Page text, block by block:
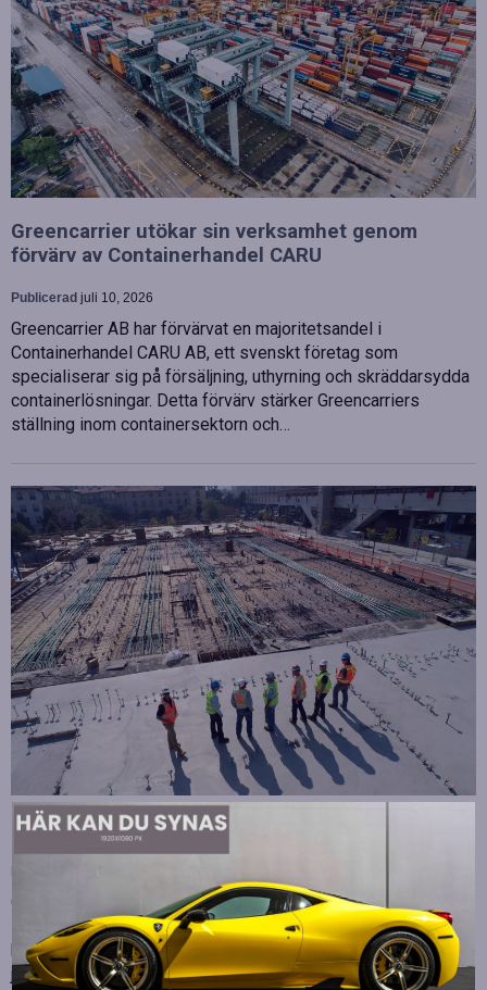
Greencarrier utökar sin verksamhet genom
förvärv av Containerhandel CARU
Publicerad juli 10, 2026
Greencarrier AB har förvärvat en majoritetsandel i
Containerhandel CARU AB, ett svenskt företag som
specialiserar sig på försäljning, uthyrning och skräddarsydda
containerlösningar. Detta förvärv stärker Greencarriers
ställning inom containersektorn och…
Strategiska tillskott till OHLA Sveriges ledning
OHLA Sverige stärker sin ledningsgrupp genom att anställa
Malin Bergman som HR-chef och María Vazquez som
biträdande ekonomichef. Båda började sina nya tjänster den 1
juni 2026 och kommer att…